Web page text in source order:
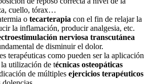
cuello, tórax…
o tecarterapia con el fin de relajar la
la inflamación, producir analgesia, etc.
nerviosa transcutánea
de disminuir el dolor.
terapéuticas como pueden ser la aplicación
la utilización de técnicas osteopáticas
de múltiples ejercicios terapéuticos